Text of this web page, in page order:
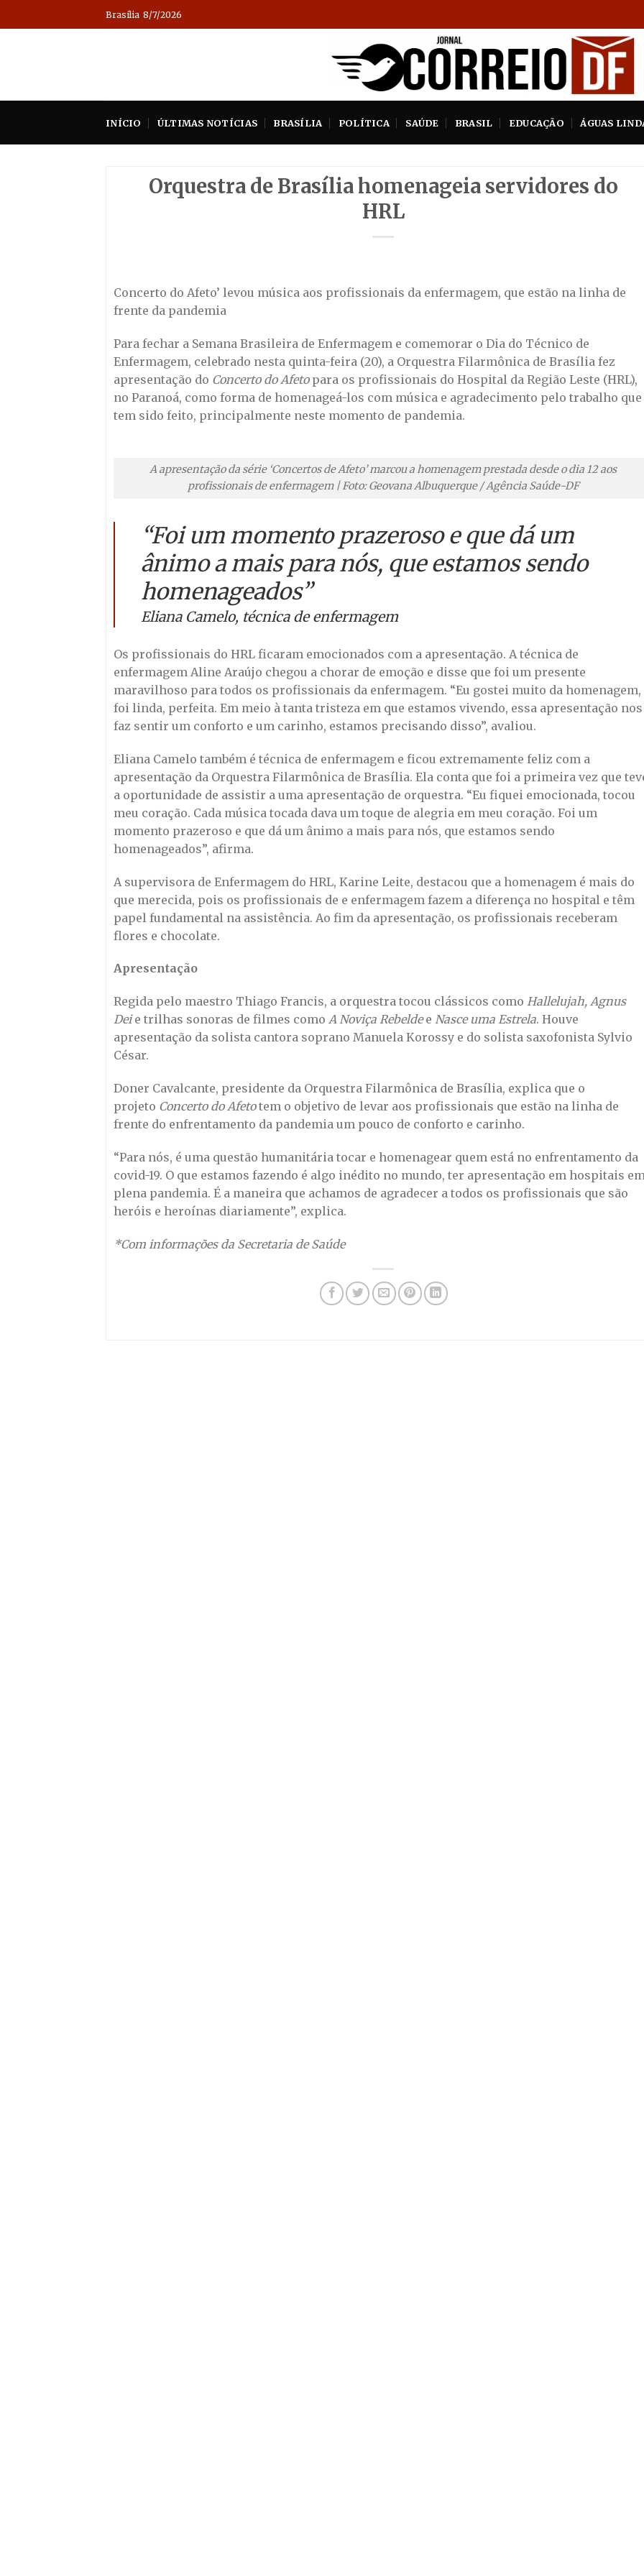
to
Brasília 8/7/2026
INÍCIO ÚLTIMAS NOTÍCIAS BRASÍLIA POLÍTICA SAÚDE BRASIL EDUCAÇÃO ÁGUAS
Orquestra de Brasília homenageia servidores do
HRL
Concerto do Afeto’ levou música aos profissionais da enfermagem, que estão na linha de
frente da pandemia
Para fechar a Semana Brasileira de Enfermagem e comemorar o Dia do Técnico de
Enfermagem, celebrado nesta quinta-feira (20), a Orquestra Filarmônica de Brasília fez
apresentação do Concerto do Afetopara os profissionais do Hospital da Região Leste (HRL),
no Paranoá, como forma de homenageá-los com música e agradecimento pelo trabalho que
tem sido feito, principalmente neste momento de pandemia.
A apresentação da série ‘Concertos de Afeto’ marcou a homenagem prestada desde o dia 12 aos
profissionais de enfermagem | Foto: Geovana Albuquerque / Agência Saúde-DF
“Foi um momento prazeroso e que dá um
ânimo a mais para nós, que estamos sendo
homenageados”
Eliana Camelo, técnica de enfermagem
Os profissionais do HRL ficaram emocionados com a apresentação. A técnica de
enfermagem Aline Araújo chegou a chorar de emoção e disse que foi um presente
maravilhoso para todos os profissionais da enfermagem. “Eu gostei muito da homenagem,
foi linda, perfeita. Em meio à tanta tristeza em que estamos vivendo, essa apresentação nos
faz sentir um conforto e um carinho, estamos precisando disso”, avaliou.
Eliana Camelo também é técnica de enfermagem e ficou extremamente feliz com a
apresentação da Orquestra Filarmônica de Brasília. Ela conta que foi a primeira vez que
a oportunidade de assistir a uma apresentação de orquestra. “Eu fiquei emocionada, tocou
meu coração. Cada música tocada dava um toque de alegria em meu coração. Foi um
momento prazeroso e que dá um ânimo a mais para nós, que estamos sendo
homenageados”, afirma.
A supervisora de Enfermagem do HRL, Karine Leite, destacou que a homenagem é mais do
que merecida, pois os profissionais de e enfermagem fazem a diferença no hospital e têm
papel fundamental na assistência. Ao fim da apresentação, os profissionais receberam
flores e chocolate.
Apresentação
Regida pelo maestro Thiago Francis, a orquestra tocou clássicos como Hallelujah, Agnus
Deie trilhas sonoras de filmes como A Noviça Rebeldee Nasce uma Estrela. Houve
apresentação da solista cantora soprano Manuela Korossy e do solista saxofonista Sylvio
César.
Doner Cavalcante, presidente da Orquestra Filarmônica de Brasília, explica que o
projeto Concerto do Afetotem o objetivo de levar aos profissionais que estão na linha de
frente do enfrentamento da pandemia um pouco de conforto e carinho.
“Para nós, é uma questão humanitária tocar e homenagear quem está no enfrentamento da
covid-19. O que estamos fazendo é algo inédito no mundo, ter apresentação em hospitais
plena pandemia. É a maneira que achamos de agradecer a todos os profissionais que são
heróis e heroínas diariamente”, explica.
*Com informações da Secretaria de Saúde